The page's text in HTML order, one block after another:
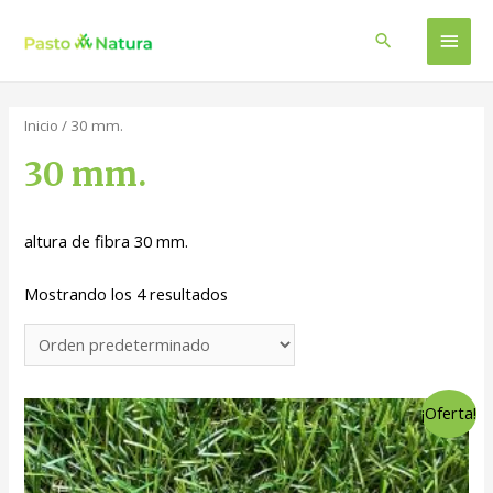
Buscar
Inicio / 30 mm.
30 mm.
altura de fibra 30 mm.
Mostrando los 4 resultados
¡Oferta!